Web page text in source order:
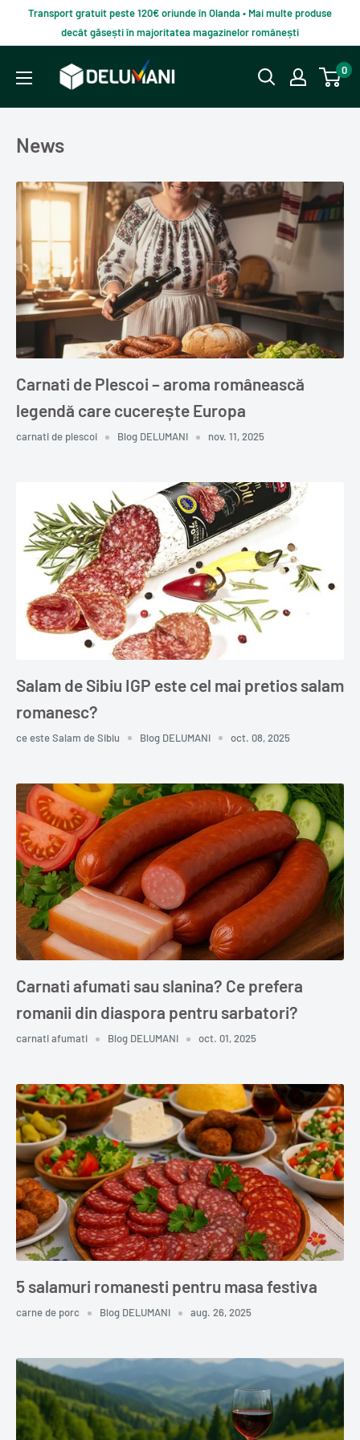
continut
Transport gratuit peste 120€ oriunde în Olanda • Mai multe produse
decât găsești în majoritatea magazinelor românești
Delumani
Magazin
online
0
News
Carnati de Plescoi – aroma românească
legendă care cucerește Europa
carnati de plescoi Blog DELUMANI nov. 11, 2025
Salam de Sibiu IGP este cel mai pretios salam
romanesc?
ce este Salam de Sibiu Blog DELUMANI oct. 08, 2025
Carnati afumati sau slanina? Ce prefera
romanii din diaspora pentru sarbatori?
carnati afumati Blog DELUMANI oct. 01, 2025
5 salamuri romanesti pentru masa festiva
carne de porc Blog DELUMANI aug. 26, 2025